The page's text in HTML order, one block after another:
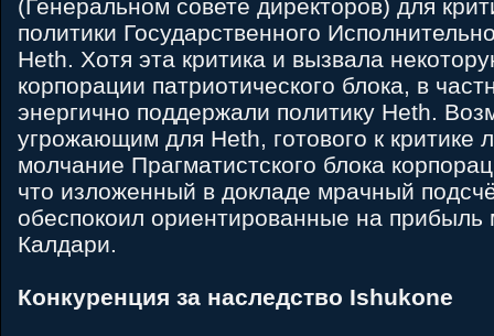
(Генеральном совете директоров) для
политики Государственного
Heth. Хотя эта критика и вызвала
корпорации патриотического блока, в
энергично поддержали политику Heth.
угрожающим для Heth, готового к критике
молчание Прагматистского блока
что изложенный в докладе мрачный
обеспокоил ориентированные на прибыль
Калдари.
Конкуренция за наследство Ishukone